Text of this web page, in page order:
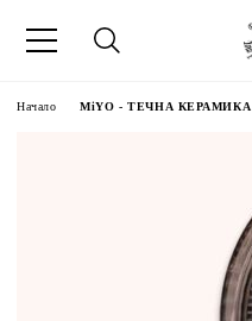
Начало MiYO - ТЕЧНА КЕРАМИКА